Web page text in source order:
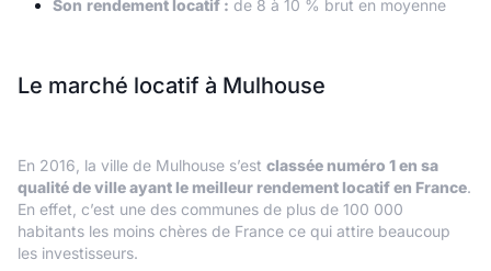
Son rendement locatif : de 8 à 10 % brut en moyenne
Le marché locatif à Mulhouse
En 2016, la ville de Mulhouse s’est classée numéro 1 en sa
qualité de ville ayant le meilleur rendement locatif en France.
En effet, c’est une des communes de plus de 100 000
habitants les moins chères de France ce qui attire beaucoup
les investisseurs.